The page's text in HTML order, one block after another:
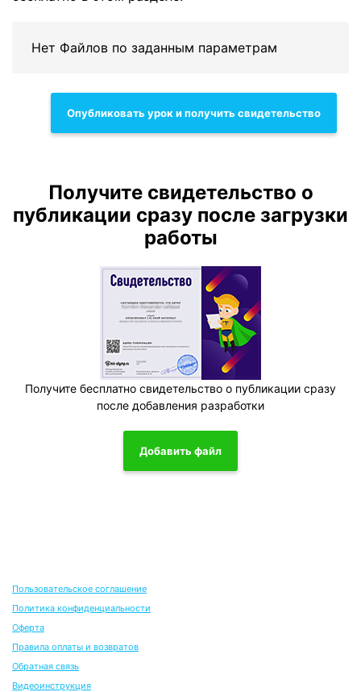
Нет Файлов по заданным параметрам
Опубликовать урок и получить свидетельство
Получите свидетельство о
публикации сразу после загрузки
работы
Получите бесплатно свидетельство о публикации сразу
после добавления разработки
Добавить файл
Пользовательское соглашение
Политика конфиденциальности
Оферта
Правила оплаты и возвратов
Обратная связь
Видеоинструкция